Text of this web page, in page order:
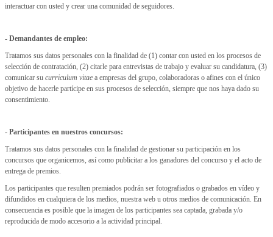
interactuar con usted y crear una comunidad de seguidores.
- Demandantes de empleo:
Tratamos sus datos personales con la finalidad de (1) contar con usted en los procesos de
selección de contratación, (2) citarle para entrevistas de trabajo y evaluar su candidatura, (3)
comunicar su curriculum vitaea empresas del grupo, colaboradoras o afines con el único
objetivo de hacerle partícipe en sus procesos de selección, siempre que nos haya dado su
consentimiento.
- Participantes en nuestros concursos:
Tratamos sus datos personales con la finalidad de gestionar su participación en los
concursos que organicemos, así como publicitar a los ganadores del concurso y el acto de
entrega de premios.
Los participantes que resulten premiados podrán ser fotografiados o grabados en vídeo y
difundidos en cualquiera de los medios, nuestra web u otros medios de comunicación. En
consecuencia es posible que la imagen de los participantes sea captada, grabada y/o
reproducida de modo accesorio a la actividad principal.